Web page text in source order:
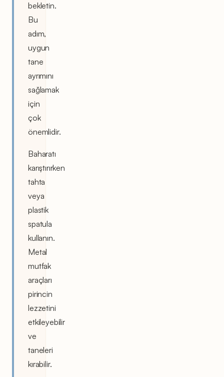
bekletin.
Bu
adım,
uygun
tane
ayrımını
sağlamak
için
çok
önemlidir.
Baharatı
karıştırırken
tahta
veya
plastik
spatula
kullanın.
Metal
mutfak
araçları
pirincin
lezzetini
etkileyebilir
ve
taneleri
kırabilir.